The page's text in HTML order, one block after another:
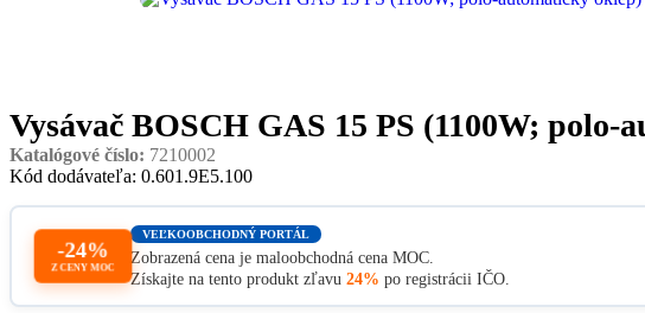
Vysávač BOSCH GAS 15 PS (1100W; polo-
Katalógové číslo: 7210002
Kód dodávateľa: 0.601.9E5.100
-24%
Z CENY MOC
VEĽKOOBCHODNÝ PORTÁL
Zobrazená cena je maloobchodná cena MOC.
Získajte na tento produkt zľavu 24% po registrácii IČO.